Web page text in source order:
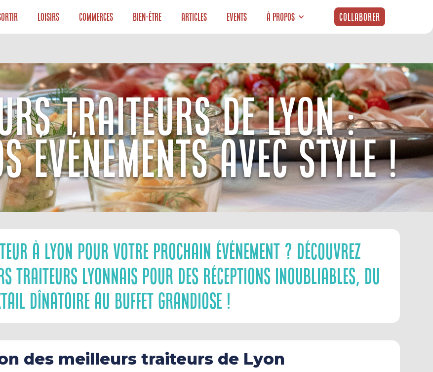
Loisirs Commerces Bien-être Articles Events À propos Collaborer
TRAITEURS DE LYON :
ÉVÉNEMENTS AVEC STYLE !
À Lyon Pour Votre Prochain Événement ? Découvrez
Traiteurs Lyonnais Pour Des Réceptions Inoubliables, Du
Dînatoire Au Buffet Grandiose !
des meilleurs traiteurs de Lyon